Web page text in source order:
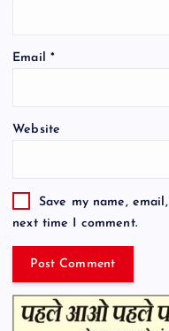
Email *
Website
Save my name,
next time I comment.